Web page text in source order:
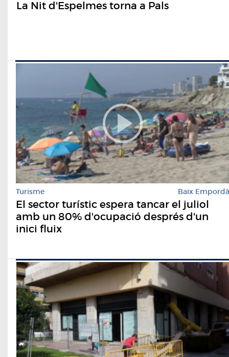
La Nit d'Espelmes torna a Pals
Turisme Baix Empordà
El sector turístic espera tancar el juliol
amb un 80% d'ocupació després d'un
inici fluix